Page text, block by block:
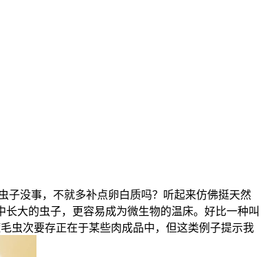
子没事，不就多补点卵白质吗？听起来仿佛挺天然
大的虫子，更容易成为微生物的温床。好比一种叫
虫次要存正在于某些肉成品中，但这类例子提示我